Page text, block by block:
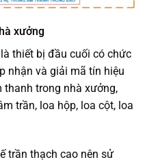
xưởng
thiết bị đầu cuối có chức
nhận và giải mã tín hiệu
trong nhà xưởng,
trần, loa hộp, loa cột, loa
trần thạch cao nên sử